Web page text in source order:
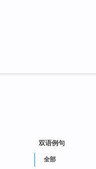
双语例句
全部